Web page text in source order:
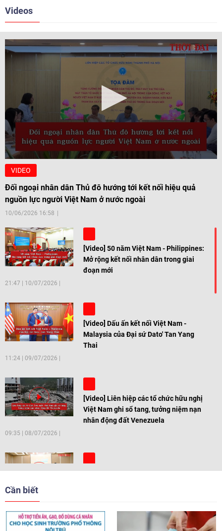
Videos
VIDEO
Đối ngoại nhân dân Thủ đô hướng tới kết nối hiệu quả
nguồn lực người Việt Nam ở nước ngoài
10/06/2026 16:58
[Video] 50 năm Việt Nam - Philippines:
Mở rộng kết nối nhân dân trong giai
đoạn mới
21:47 10/07/2026
[Video] Dấu ấn kết nối Việt Nam -
Malaysia của Đại sứ Dato' Tan Yang
Thai
11:24 09/07/2026
[Video] Liên hiệp các tổ chức hữu nghị
Việt Nam ghi sổ tang, tưởng niệm nạn
nhân động đất Venezuela
09:35 08/07/2026
[Video] Trẻ em Đông Á cùng kiến tạo
Cần biết